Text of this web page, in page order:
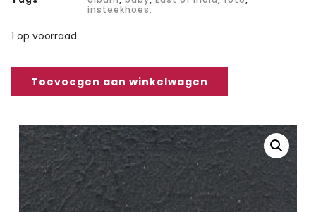
insteekhoes.
1 op voorraad
Toevoegen aan winkelwagen